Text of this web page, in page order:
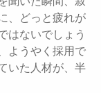
、どっと疲れが
はないでしょう
ようやく採用で
いた人材が、半